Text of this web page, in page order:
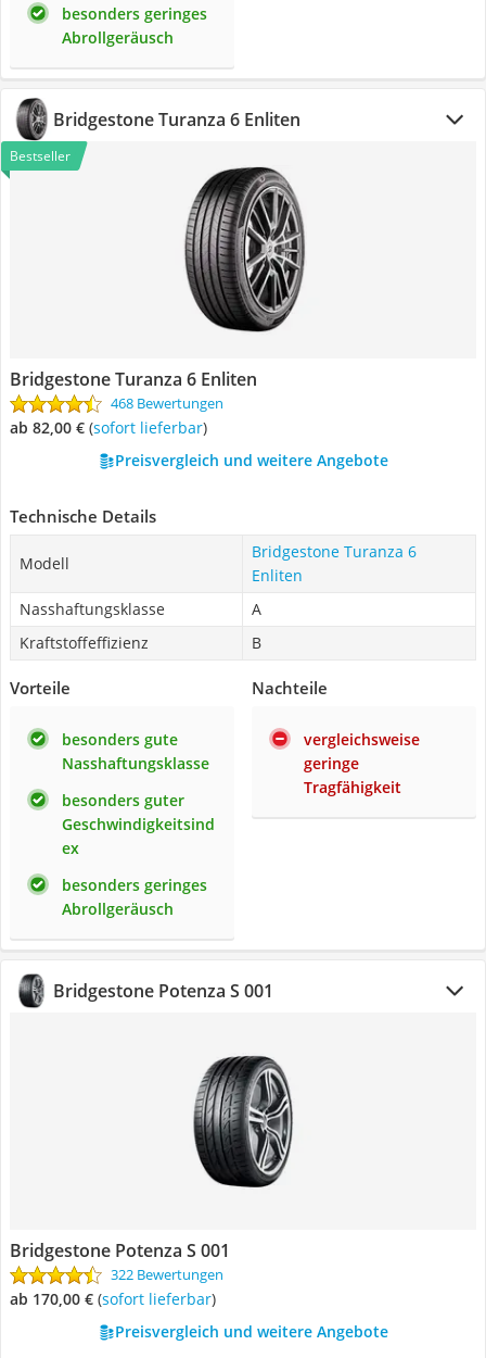
besonders geringes
Abrollgeräusch
Bridgestone Turanza 6 Enliten
Bestseller
Bridgestone Turanza 6 Enliten
468 Bewertungen
ab 82,00 € ( Sofort lieferbar)
Preisvergleich und weitere Angebote
Technische Details
Modell
Bridgestone Turanza 6
Enliten
Nasshaftungsklasse
A
Kraftstoffeffizienz
B
Vorteile
besonders gute
Nasshaftungsklasse
besonders guter
Geschwindigkeitsind
ex
besonders geringes
Abrollgeräusch
Nachteile
vergleichsweise
geringe
Tragfähigkeit
Bridgestone Potenza S 001
Bridgestone Potenza S 001
322 Bewertungen
ab 170,00 € ( Sofort lieferbar)
Preisvergleich und weitere Angebote